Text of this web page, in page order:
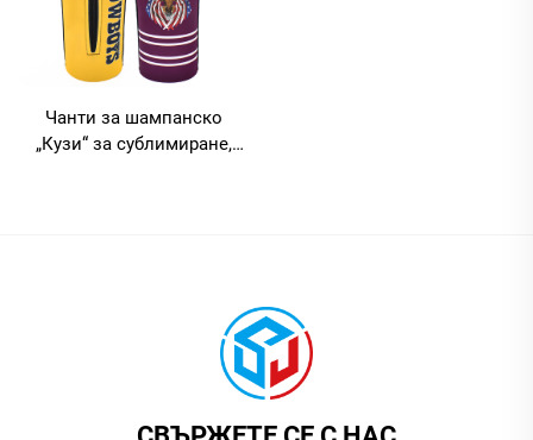
Чанти за шампанско
„Кузи“ за сублимиране,